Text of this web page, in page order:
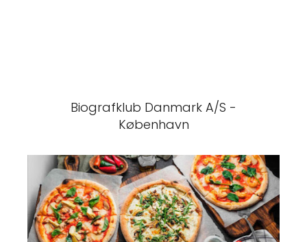
Biografklub Danmark A/S -
København